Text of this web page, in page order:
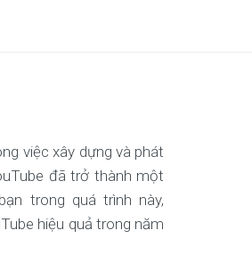
việc xây dựng và phát
đã trở thành một
trong quá trình này,
hiệu quả trong năm